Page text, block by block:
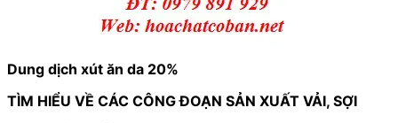
Dung dịch xút ăn da 20%
TÌM HIỂU VỀ CÁC CÔNG ĐOẠN SẢN XUẤT VẢI, SỢI